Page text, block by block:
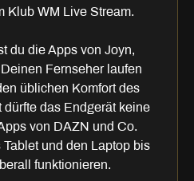
Klub WM Live Stream.
du die Apps von Joyn,
Fernseher laufen
üblichen Komfort des
dürfte das Endgerät keine
von DAZN und Co.
und den Laptop bis
funktionieren.